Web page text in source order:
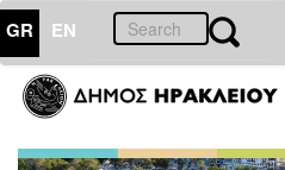
GR EN
ΕΠΙΚΑΙΡΟΤΗΤΑ
Τύπου